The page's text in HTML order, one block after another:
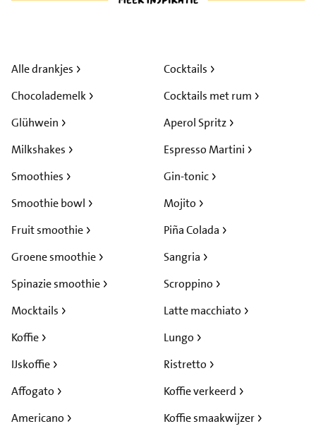
Alle drankjes
Chocolademelk
Glühwein
Milkshakes
Smoothies
Smoothie bowl
Fruit smoothie
Groene smoothie
Spinazie smoothie
Cocktails
Cocktails met rum
Aperol Spritz
Espresso Martini
Gin-tonic
Mojito
Piña Colada
Sangria
Scroppino
Mocktails
Koffie
IJskoffie
Affogato
Americano
Latte macchiato
Lungo
Ristretto
Koffie verkeerd
Koffie smaakwijzer